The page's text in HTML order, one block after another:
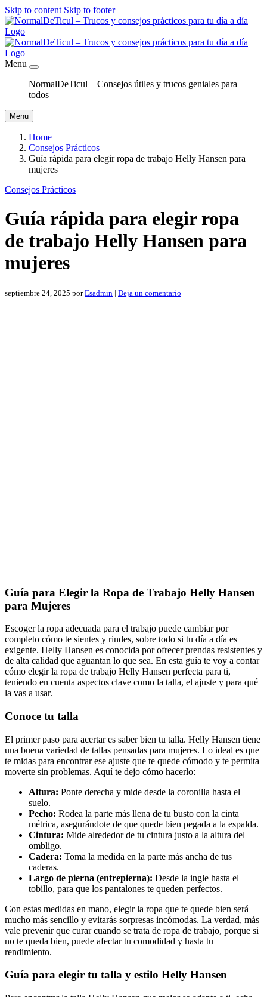
Skip to content Skip to footer
Menu
NormalDeTicul – Consejos útiles y trucos geniales para
todos
Menu
Home
Consejos Prácticos
Guía rápida para elegir ropa de trabajo Helly Hansen para
mujeres
Consejos Prácticos
Guía rápida para elegir ropa
de trabajo Helly Hansen para
mujeres
septiembre 24, 2025 porEsadmin | Deja un comentario
Guía para Elegir la Ropa de Trabajo Helly Hansen
para Mujeres
Escoger la ropa adecuada para el trabajo puede cambiar por
completo cómo te sientes y rindes, sobre todo si tu día a día es
exigente. Helly Hansen es conocida por ofrecer prendas resistentes y
de alta calidad que aguantan lo que sea. En esta guía te voy a contar
cómo elegir la ropa de trabajo Helly Hansen perfecta para ti,
teniendo en cuenta aspectos clave como la talla, el ajuste y para qué
la vas a usar.
Conoce tu talla
El primer paso para acertar es saber bien tu talla. Helly Hansen tiene
una buena variedad de tallas pensadas para mujeres. Lo ideal es que
te midas para encontrar ese ajuste que te quede cómodo y te permita
moverte sin problemas. Aquí te dejo cómo hacerlo:
Altura: Ponte derecha y mide desde la coronilla hasta el
suelo.
Pecho: Rodea la parte más llena de tu busto con la cinta
métrica, asegurándote de que quede bien pegada a la espalda.
Cintura: Mide alrededor de tu cintura justo a la altura del
ombligo.
Cadera: Toma la medida en la parte más ancha de tus
caderas.
Largo de pierna (entrepierna): Desde la ingle hasta el
tobillo, para que los pantalones te queden perfectos.
Con estas medidas en mano, elegir la ropa que te quede bien será
mucho más sencillo y evitarás sorpresas incómodas. La verdad, más
vale prevenir que curar cuando se trata de ropa de trabajo, porque si
no te queda bien, puede afectar tu comodidad y hasta tu
rendimiento.
Guía para elegir tu talla y estilo Helly Hansen